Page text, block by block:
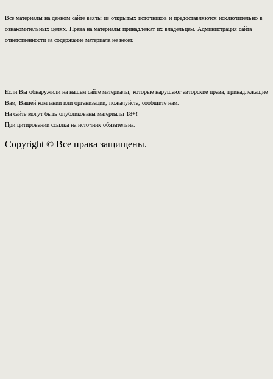
Все материалы на данном сайте взяты из открытых источников и предоставляются исключительно в
ознакомительных целях. Права на материалы принадлежат их владельцам. Администрация сайта
ответственности за содержание материала не несет.
Если Вы обнаружили на нашем сайте материалы, которые нарушают авторские права, принадлежащие
Вам, Вашей компании или организации, пожалуйста, сообщите нам.
На сайте могут быть опубликованы материалы 18+!
При цитировании ссылка на источник обязательна.
Copyright © Все права защищены.